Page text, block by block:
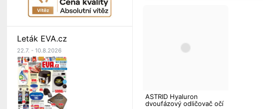
Leták EVA.cz
22.7. - 10.8.2026
ASTRID Hyaluron
dvoufázový odličovač očí